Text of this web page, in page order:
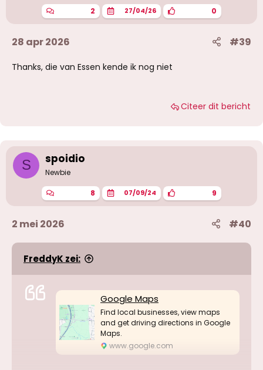
2 27/04/26 0
28 apr 2026 #39
Thanks, die van Essen kende ik nog niet
Citeer dit bericht
S spoidio
Newbie
8 07/09/24 9
2 mei 2026 #40
FreddyK zei:
Google Maps
Find local businesses, view maps
and get driving directions in Google
Maps.
www.google.com